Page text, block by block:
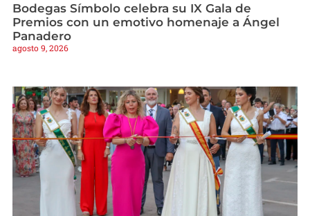
Bodegas Símbolo celebra su IX Gala de
Premios con un emotivo homenaje a Ángel
Panadero
agosto 9, 2026